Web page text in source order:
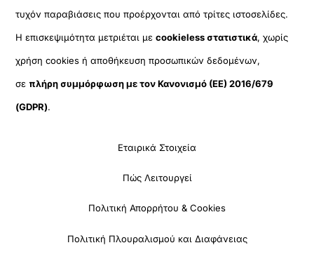
τυχόν παραβιάσεις που προέρχονται από τρίτες ιστοσελίδες.
Η επισκεψιμότητα μετριέται μεcookieless στατιστικά, χωρίς
χρήση cookies ή αποθήκευση προσωπικών δεδομένων,
σεπλήρη συμμόρφωση με τον Κανονισμό (ΕΕ) 2016/679
(GDPR).
Εταιρικά Στοιχεία
Πώς Λειτουργεί
Πολιτική Απορρήτου & Cookies
Πολιτική Πλουραλισμού και Διαφάνειας